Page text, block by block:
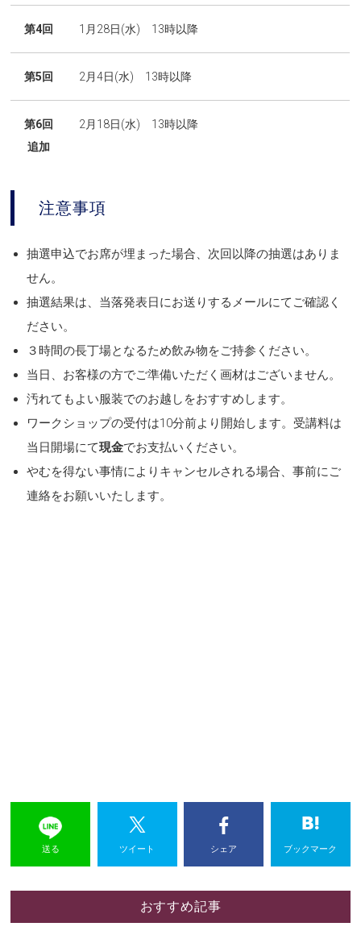
第4回 1月28日(水) 13時以降
第5回 2月4日(水) 13時以降
第6回
追加
2月18日(水) 13時以降
注意事項
抽選申込でお席が埋まった場合、次回以降の抽選はありま
せん。
抽選結果は、当落発表日にお送りするメールにてご確認く
ださい。
３時間の長丁場となるため飲み物をご持参ください。
当日、お客様の方でご準備いただく画材はございません。
汚れてもよい服装でのお越しをおすすめします。
ワークショップの受付は10分前より開始します。受講料は
当日開場にて現金でお支払いください。
やむを得ない事情によりキャンセルされる場合、事前にご
連絡をお願いいたします。
送る ツイート シェア ブックマーク
おすすめ記事